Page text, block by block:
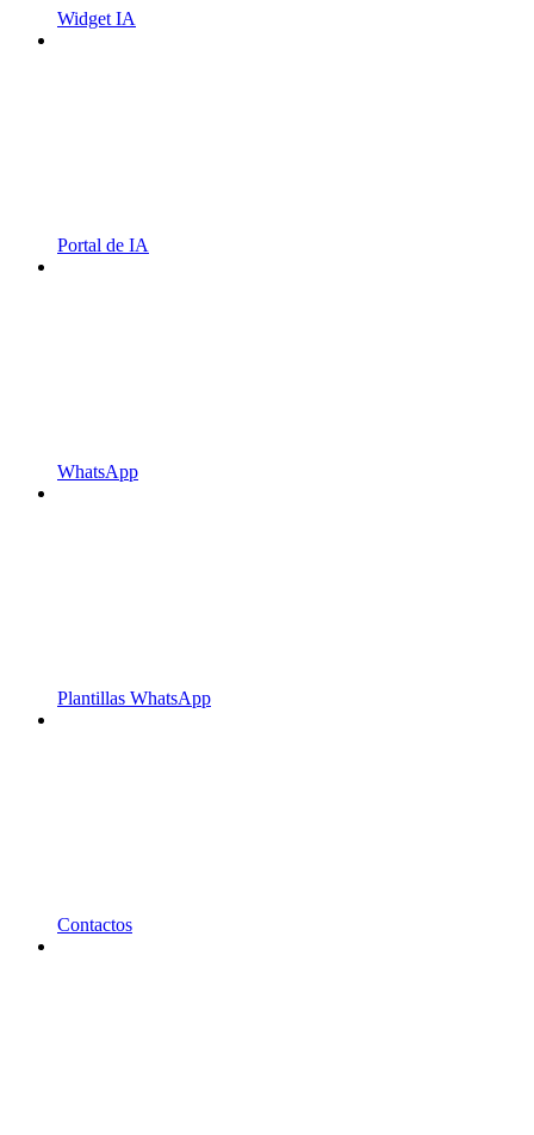
Widget IA
Portal de IA
WhatsApp
Plantillas WhatsApp
Contactos